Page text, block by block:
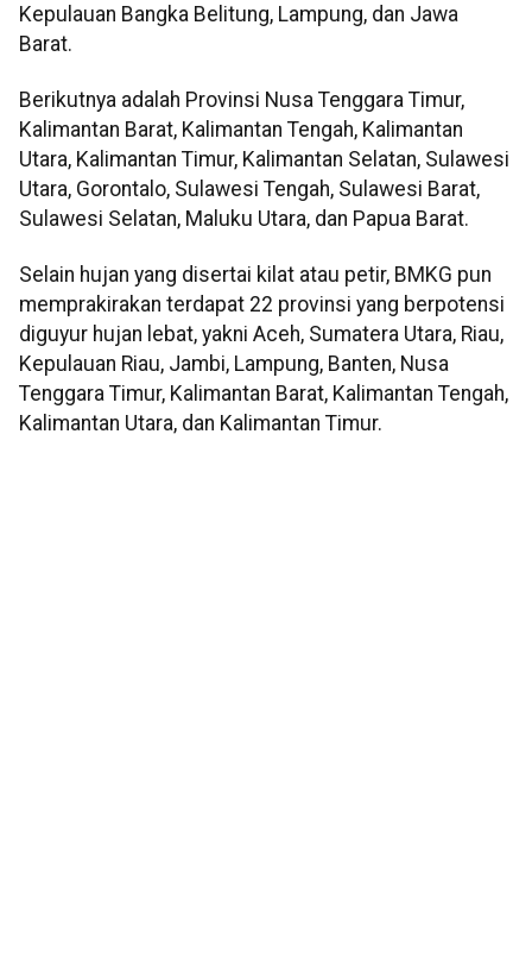
Kepulauan Bangka Belitung, Lampung, dan Jawa
Barat.
Berikutnya adalah Provinsi Nusa Tenggara Timur,
Kalimantan Barat, Kalimantan Tengah, Kalimantan
Utara, Kalimantan Timur, Kalimantan Selatan, Sulawesi
Utara, Gorontalo, Sulawesi Tengah, Sulawesi Barat,
Sulawesi Selatan, Maluku Utara, dan Papua Barat.
Selain hujan yang disertai kilat atau petir, BMKG pun
memprakirakan terdapat 22 provinsi yang berpotensi
diguyur hujan lebat, yakni Aceh, Sumatera Utara, Riau,
Kepulauan Riau, Jambi, Lampung, Banten, Nusa
Tenggara Timur, Kalimantan Barat, Kalimantan Tengah,
Kalimantan Utara, dan Kalimantan Timur.